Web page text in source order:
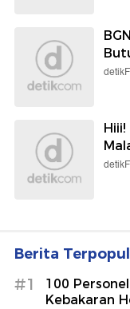
Berita
#1
100
Kebakaran